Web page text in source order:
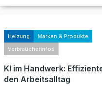
Heizung
Marken & Produkte
Verbraucherinfos
KI im Handwerk:
den Arbeitsalltag